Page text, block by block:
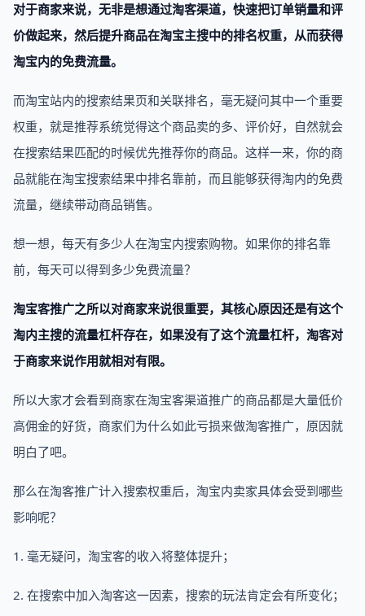
对于商家来说，无非是想通过淘客渠道，快速把订单销量和评
价做起来，然后提升商品在淘宝主搜中的排名权重，从而获得
淘宝内的免费流量。
而淘宝站内的搜索结果页和关联排名，毫无疑问其中一个重要
权重，就是推荐系统觉得这个商品卖的多、评价好，自然就会
在搜索结果匹配的时候优先推荐你的商品。这样一来，你的商
品就能在淘宝搜索结果中排名靠前，而且能够获得淘内的免费
流量，继续带动商品销售。
想一想，每天有多少人在淘宝内搜索购物。如果你的排名靠
前，每天可以得到多少免费流量？
淘宝客推广之所以对商家来说很重要，其核心原因还是有这个
淘内主搜的流量杠杆存在，如果没有了这个流量杠杆，淘客对
于商家来说作用就相对有限。
所以大家才会看到商家在淘宝客渠道推广的商品都是大量低价
高佣金的好货，商家们为什么如此亏损来做淘客推广，原因就
明白了吧。
那么在淘客推广计入搜索权重后，淘宝内卖家具体会受到哪些
影响呢？
1. 毫无疑问，淘宝客的收入将整体提升；
2. 在搜索中加入淘客这一因素，搜索的玩法肯定会有所变化；